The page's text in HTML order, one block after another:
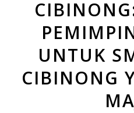
UNTUK
CIBINONG